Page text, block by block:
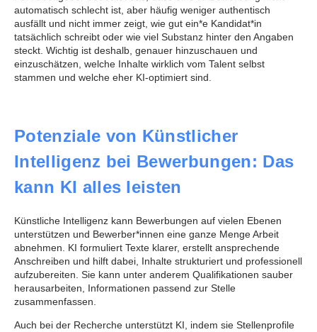
automatisch schlecht ist, aber häufig weniger authentisch
ausfällt und nicht immer zeigt, wie gut ein*e Kandidat*in
tatsächlich schreibt oder wie viel Substanz hinter den Angaben
steckt. Wichtig ist deshalb, genauer hinzuschauen und
einzuschätzen, welche Inhalte wirklich vom Talent selbst
stammen und welche eher KI-optimiert sind.
Potenziale von Künstlicher
Intelligenz bei Bewerbungen: Das
kann KI alles leisten
Künstliche Intelligenz kann Bewerbungen auf vielen Ebenen
unterstützen und Bewerber*innen eine ganze Menge Arbeit
abnehmen. KI formuliert Texte klarer, erstellt ansprechende
Anschreiben und hilft dabei, Inhalte strukturiert und professionell
aufzubereiten. Sie kann unter anderem Qualifikationen sauber
herausarbeiten, Informationen passend zur Stelle
zusammenfassen.
Auch bei der Recherche unterstützt KI, indem sie Stellenprofile